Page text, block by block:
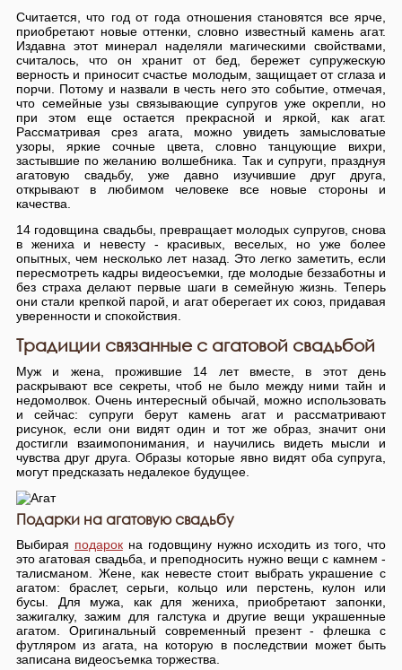
Считается, что год от года отношения становятся все ярче,
приобретают новые оттенки, словно известный камень агат.
Издавна этот минерал наделяли магическими свойствами,
считалось, что он хранит от бед, бережет супружескую
верность и приносит счастье молодым, защищает от сглаза и
порчи. Потому и назвали в честь него это событие, отмечая,
что семейные узы связывающие супругов уже окрепли, но
при этом еще остается прекрасной и яркой, как агат.
Рассматривая срез агата, можно увидеть замысловатые
узоры, яркие сочные цвета, словно танцующие вихри,
застывшие по желанию волшебника. Так и супруги, празднуя
агатовую свадьбу, уже давно изучившие друг друга,
открывают в любимом человеке все новые стороны и
качества.
14 годовщина свадьбы, превращает молодых супругов, снова
в жениха и невесту - красивых, веселых, но уже более
опытных, чем несколько лет назад. Это легко заметить, если
пересмотреть кадры видеосъемки, где молодые беззаботны и
без страха делают первые шаги в семейную жизнь. Теперь
они стали крепкой парой, и агат оберегает их союз, придавая
уверенности и спокойствия.
Традиции связанные с агатовой свадьбой
Муж и жена, прожившие 14 лет вместе, в этот день
раскрывают все секреты, чтоб не было между ними тайн и
недомолвок. Очень интересный обычай, можно использовать
и сейчас: супруги берут камень агат и рассматривают
рисунок, если они видят один и тот же образ, значит они
достигли взаимопонимания, и научились видеть мысли и
чувства друг друга. Образы которые явно видят оба супруга,
могут предсказать недалекое будущее.
Подарки на агатовую свадьбу
Выбирая подарокна годовщину нужно исходить из того, что
это агатовая свадьба, и преподносить нужно вещи с камнем -
талисманом. Жене, как невесте стоит выбрать украшение с
агатом: браслет, серьги, кольцо или перстень, кулон или
бусы. Для мужа, как для жениха, приобретают запонки,
зажигалку, зажим для галстука и другие вещи украшенные
агатом. Оригинальный современный презент - флешка с
футляром из агата, на которую в последствии может быть
записана видеосъемка торжества.